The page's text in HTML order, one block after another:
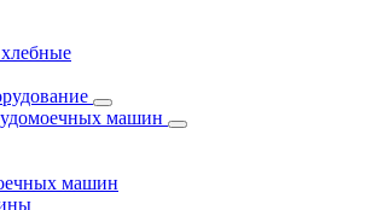
машин
машин